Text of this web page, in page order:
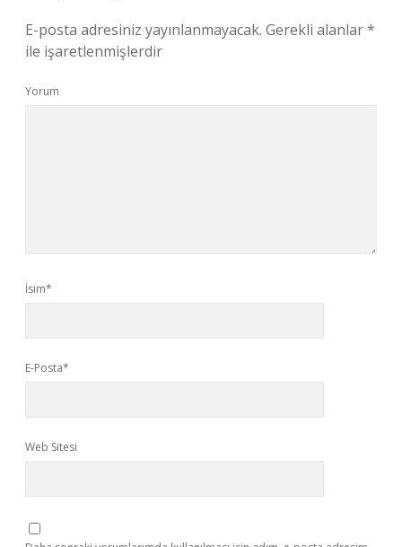
E-posta adresiniz yayınlanmayacak. Gerekli alanlar*
ile işaretlenmişlerdir
Yorum
İsim*
E-Posta*
Web Sitesi